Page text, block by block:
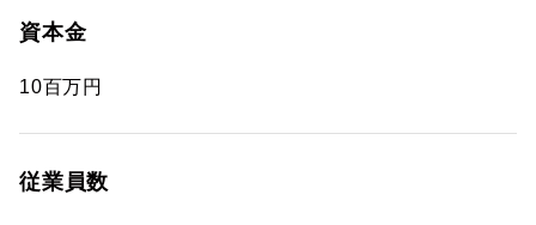
資本金
10百万円
従業員数